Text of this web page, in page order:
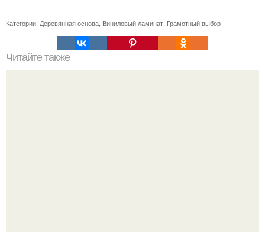
Категории: Деревянная основа Виниловый ламинат Грамотный выбор
Читайте также